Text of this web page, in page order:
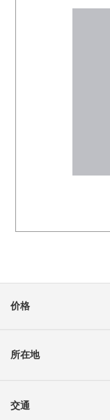
价格
所在地
交通